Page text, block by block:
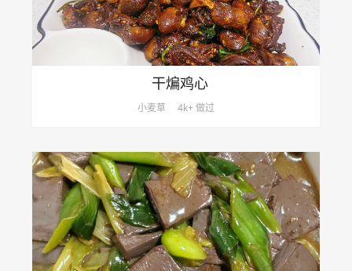
干煸鸡心
小麦草 4k+ 做过